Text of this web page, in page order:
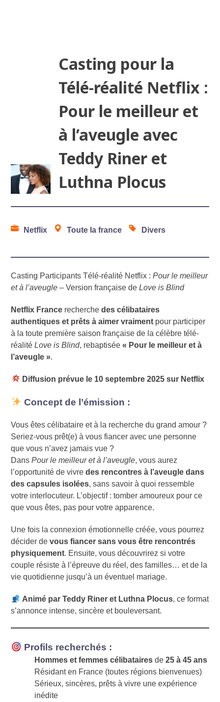
Casting pour la
Télé-réalité Netflix :
Pour le meilleur et
à l’aveugle avec
Teddy Riner et
Luthna Plocus
Netflix Toute la france Divers
Casting Participants Télé-réalité Netflix :Pour le meilleur
et à l’aveugle – Version française deLove is Blind
Netflix France recherchedes célibataires
authentiques et prêts à aimer vraiment pour participer
à la toute première saison française de la célèbre télé-
réalitéLove is Blind, rebaptisée« Pour le meilleur et à
l’aveugle ».
Diffusion prévue le 10 septembre 2025 sur Netflix
Concept de l’émission :
Vous êtes célibataire et à la recherche du grand amour ?
Seriez-vous prêt(e) à vous fiancer avec une personne
que vous n’avez jamais vue ?
DansPour le meilleur et à l’aveugle, vous aurez
l’opportunité de vivredes rencontres à l’aveugle dans
des capsules isolées, sans savoir à quoi ressemble
votre interlocuteur. L’objectif : tomber amoureux pour ce
que vous êtes, pas pour votre apparence.
Une fois la connexion émotionnelle créée, vous pourrez
décider devous fiancer sans vous être rencontrés
physiquement. Ensuite, vous découvrirez si votre
couple résiste à l’épreuve du réel, des familles… et de la
vie quotidienne jusqu’à un éventuel mariage.
Animé par Teddy Riner et Luthna Plocus, ce format
s’annonce intense, sincère et bouleversant.
Profils recherchés :
Hommes et femmes célibataires de25 à 45 ans
Résidant en France (toutes régions bienvenues)
Sérieux, sincères, prêts à vivre une expérience
inédite